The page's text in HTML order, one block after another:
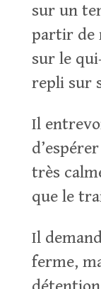
sur un
partir de
sur le
repli sur
Il
très
que le
Il
ferme,